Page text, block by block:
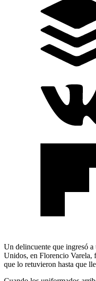
Un delincuente que ingresó
Unidos, en Florencio Varela,
que lo retuvieron hasta que